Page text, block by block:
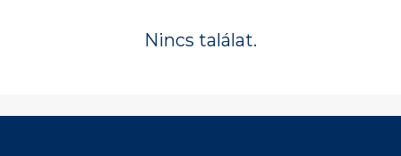
Nincs találat.